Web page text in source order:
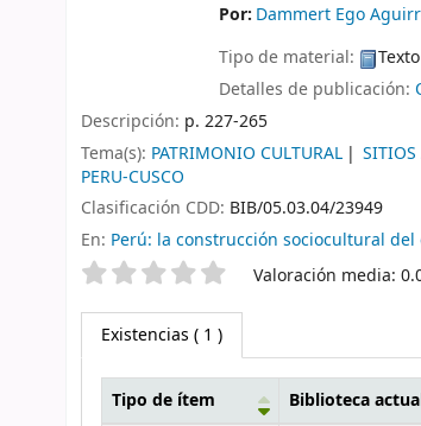
Por: Dammert Ego
Tipo de material:
Texto
Detalles de publicación:
Descripción: p. 227-265
Tema(s): PATRIMONIO CULTURAL SITIOS
PERU-CUSCO
Clasificación CDD: BIB/05.03.04/23949
En: Perú: la construcción sociocultural
Valoración Valoración media:
Existencias ( 1 )
Tipo de ítem Biblioteca